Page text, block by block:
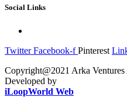
Social Links
Twitter Facebook-f Pinterest
Copyright@2021 Arka
Developed by
iLoopWorld Web